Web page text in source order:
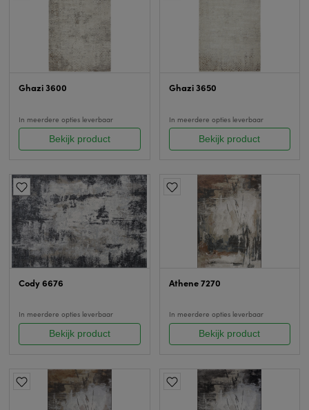
Ghazi 3600
In meerdere opties leverbaar
Bekijk product
Ghazi 3650
In meerdere opties leverbaar
Bekijk product
Cody 6676
In meerdere opties leverbaar
Bekijk product
Athene 7270
In meerdere opties leverbaar
Bekijk product